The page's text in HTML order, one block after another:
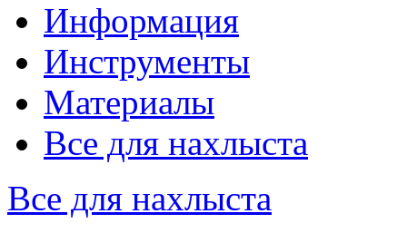
Информация
Инструменты
Материалы
Все для нахлыста
Все для нахлыста